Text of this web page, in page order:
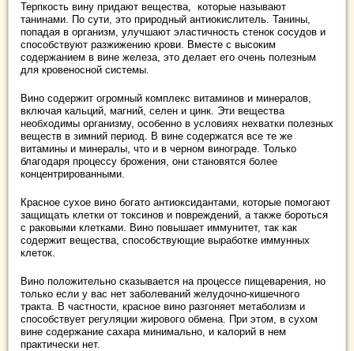
Терпкость вину придают вещества, которые называют
танинами. По сути, это природный антиокислитель. Танины,
попадая в организм, улучшают эластичность стенок сосудов и
способствуют разжижению крови. Вместе с высоким
содержанием в вине железа, это делает его очень полезным
для кровеносной системы.
Вино содержит огромный комплекс витаминов и минералов,
включая кальций, магний, селен и цинк. Эти вещества
необходимы организму, особенно в условиях нехватки полезных
веществ в зимний период. В вине содержатся все те же
витамины и минералы, что и в черном винограде. Только
благодаря процессу брожения, они становятся более
концентрированными.
Красное сухое вино богато антиоксидантами, которые помогают
защищать клетки от токсинов и повреждений, а также бороться
с раковыми клетками. Вино повышает иммунитет, так как
содержит вещества, способствующие выработке иммунных
клеток.
Вино положительно сказывается на процессе пищеварения, но
только если у вас нет заболеваний желудочно-кишечного
тракта. В частности, красное вино разгоняет метаболизм и
способствует регуляции жирового обмена. При этом, в сухом
вине содержание сахара минимально, и калорий в нем
практически нет.